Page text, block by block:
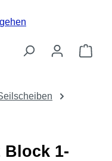
Block 1-